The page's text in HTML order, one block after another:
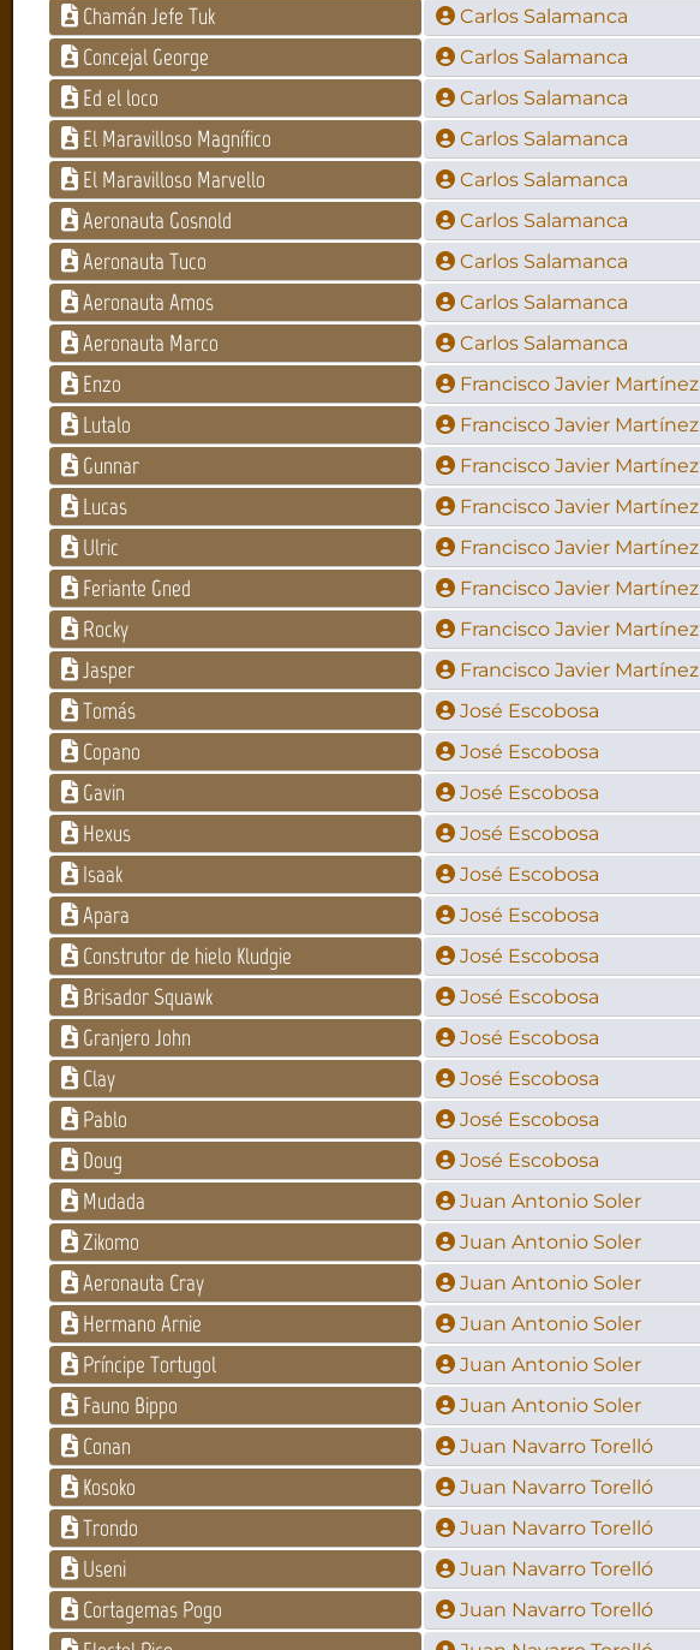
Chamán Jefe Tuk Carlos Salamanca
Concejal George Carlos Salamanca
Ed el loco Carlos Salamanca
El Maravilloso Magnífico Carlos Salamanca
El Maravilloso Marvello Carlos Salamanca
Aeronauta Gosnold Carlos Salamanca
Aeronauta Tuco Carlos Salamanca
Aeronauta Amos Carlos Salamanca
Aeronauta Marco Carlos Salamanca
Enzo Francisco Javier Martínez
Lutalo Francisco Javier Martínez
Gunnar Francisco Javier Martínez
Lucas Francisco Javier Martínez
Ulric Francisco Javier Martínez
Feriante Gned Francisco Javier Martínez
Rocky Francisco Javier Martínez
Jasper Francisco Javier Martínez
Tomás José Escobosa
Copano José Escobosa
Gavin José Escobosa
Hexus José Escobosa
Isaak José Escobosa
Apara José Escobosa
Construtor de hielo Kludgie José Escobosa
Brisador Squawk José Escobosa
Granjero John José Escobosa
Clay José Escobosa
Pablo José Escobosa
Doug José Escobosa
Mudada Juan Antonio Soler
Zikomo Juan Antonio Soler
Aeronauta Cray Juan Antonio Soler
Hermano Arnie Juan Antonio Soler
Príncipe Tortugol Juan Antonio Soler
Fauno Bippo Juan Antonio Soler
Conan Juan Navarro Torelló
Kosoko Juan Navarro Torelló
Trondo Juan Navarro Torelló
Useni Juan Navarro Torelló
Cortagemas Pogo Juan Navarro Torelló